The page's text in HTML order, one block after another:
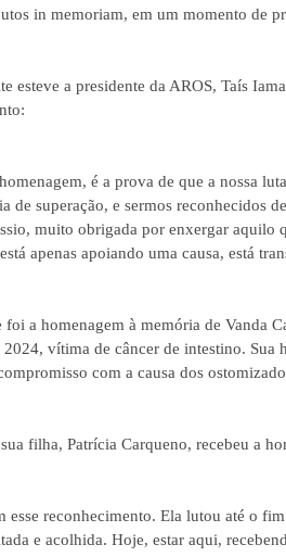
in memoriam, em um momento de
esteve a presidente da AROS, Taís
é a prova de que a nossa
de superação, e sermos reconhecidos
muito obrigada por enxergar aquilo
apenas apoiando uma causa, está
a homenagem à memória de Vanda
vítima de câncer de intestino.
com a causa dos
filha, Patrícia Carqueno, recebeu a
esse reconhecimento. Ela lutou até o
e acolhida. Hoje, estar aqui,